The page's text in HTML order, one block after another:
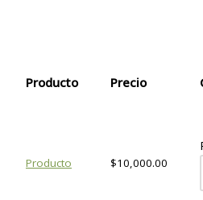
Producto Precio
Producto $10,000.00